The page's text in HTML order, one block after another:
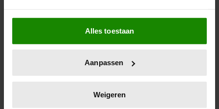
Als u het toestaat, willen we ook graag:
Informatie verzamelen over uw geografische locatie,
die tot een paar meter nauwkeurig kan zijn
op specifieke eigenschappen (fingerprinting)
verwerkt en stel uw voorkeuren in het
Alles toestaan
Aanpassen
Weigeren